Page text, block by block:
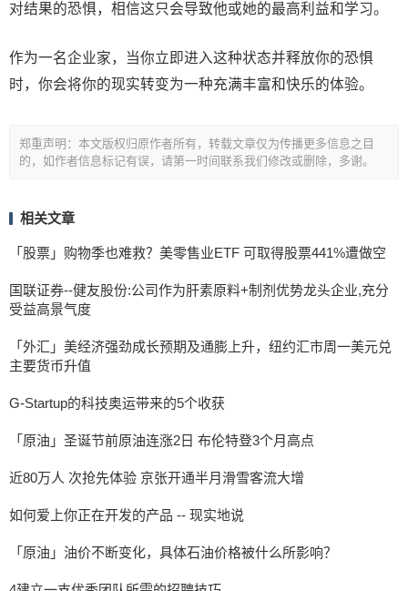
对结果的恐惧，相信这只会导致他或她的最高利益和学习。
作为一名企业家，当你立即进入这种状态并释放你的恐惧
时，你会将你的现实转变为一种充满丰富和快乐的体验。
郑重声明：本文版权归原作者所有，转载文章仅为传播更多信息之目
的，如作者信息标记有误，请第一时间联系我们修改或删除，多谢。
相关文章
「股票」购物季也难救？美零售业ETF 可取得股票441%遭做空
国联证券--健友股份:公司作为肝素原料+制剂优势龙头企业,充分
受益高景气度
「外汇」美经济强劲成长预期及通膨上升，纽约汇市周一美元兑
主要货币升值
G-Startup的科技奥运带来的5个收获
「原油」圣诞节前原油连涨2日 布伦特登3个月高点
近80万人 次抢先体验 京张开通半月滑雪客流大增
如何爱上你正在开发的产品 -- 现实地说
「原油」油价不断变化，具体石油价格被什么所影响？